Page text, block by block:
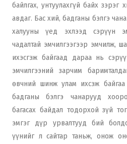
байлгах, унтуулахгүй байх зэрэг
авдаг. Бас хий, бадганы бэлгэ
халууны үед эхлээд сэрүүн
чадалтай эмчилгээгээр эмчилж,
ихэсгэж байгаад дараа нь
эмчилгээний зарчим
өвчний шинж улам ихсэж
бадганы бэлгэ чанарууд
багасах байдал тодорхой зүй
эмгэг дүр урвалтууд бий
үүнийг л сайтар таньж, онож